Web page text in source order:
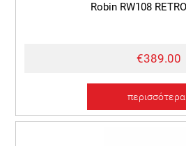
Robin RW108
€389.00
περισσότερα